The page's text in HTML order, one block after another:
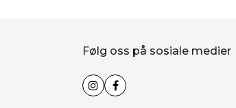
Følg oss på sosiale medier